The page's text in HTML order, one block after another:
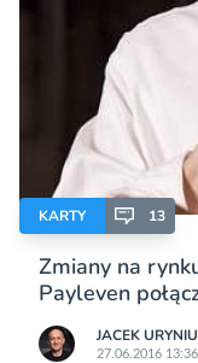
KARTY 13
Zmiany na
Payleven
JACEK
27.06.2016 13:36